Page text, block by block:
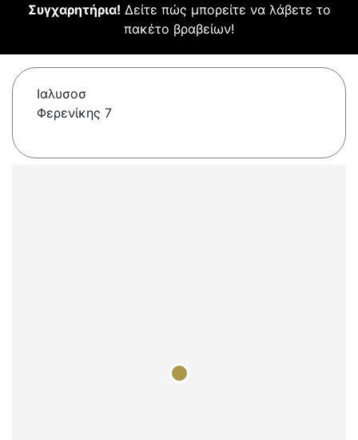
Συγχαρητήρια! Δείτε πώς μπορείτε να λάβετε το
πακέτο βραβείων!
Ιαλυσοσ
Φερενίκης 7